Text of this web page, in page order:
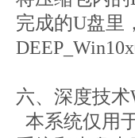
完成的U盘里
六、深度技术
本系统仅用